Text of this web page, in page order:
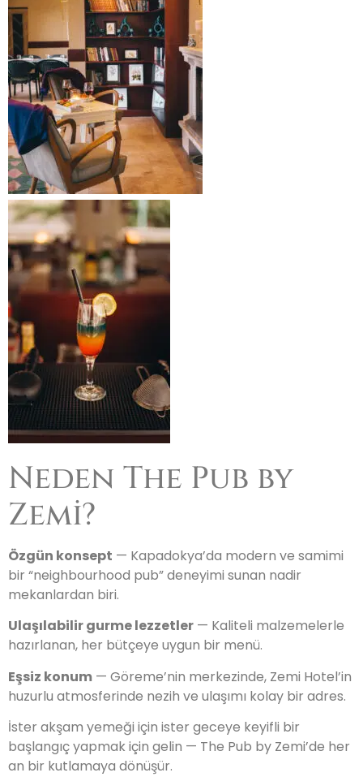
Neden The Pub by
Zemi?
Özgün konsept — Kapadokya’da modern ve samimi
bir “neighbourhood pub” deneyimi sunan nadir
mekanlardan biri.
Ulaşılabilir gurme lezzetler — Kaliteli malzemelerle
hazırlanan, her bütçeye uygun bir menü.
Eşsiz konum — Göreme’nin merkezinde, Zemi Hotel’in
huzurlu atmosferinde nezih ve ulaşımı kolay bir adres.
İster akşam yemeği için ister geceye keyifli bir
başlangıç yapmak için gelin — The Pub by Zemi’de her
an bir kutlamaya dönüşür.